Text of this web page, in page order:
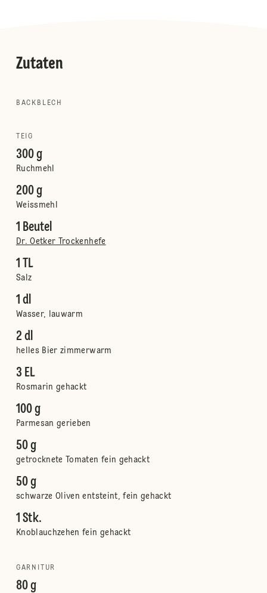
Zutaten
BACKBLECH
TEIG
300 g
Ruchmehl
200 g
Weissmehl
1 Beutel
Dr. Oetker Trockenhefe
1 TL
Salz
1 dl
Wasser, lauwarm
2 dl
helles Bier zimmerwarm
3 EL
Rosmarin gehackt
100 g
Parmesan gerieben
50 g
getrocknete Tomaten fein gehackt
50 g
schwarze Oliven entsteint, fein gehackt
1 Stk.
Knoblauchzehen fein gehackt
GARNITUR
80 g